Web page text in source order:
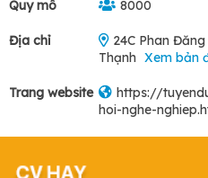
Quy mô 8000
Địa chỉ
24C Phan
Thạnh Xem bản
Trang website
https://
hoi-nghe-